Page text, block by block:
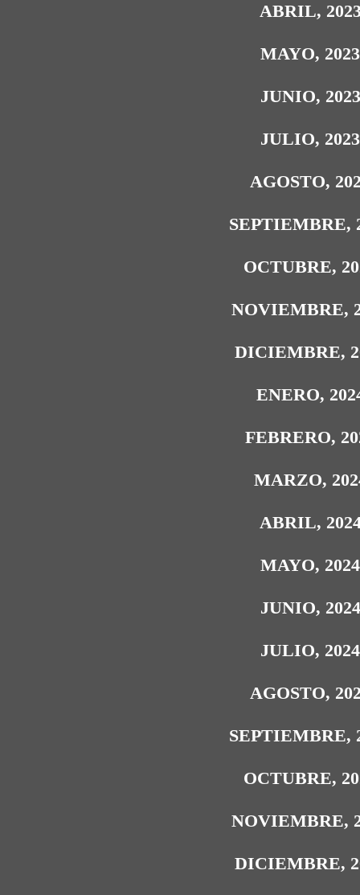
ABRIL,
MAYO, 2023
JUNIO, 2023
JULIO, 2023
AGOSTO,
SEPTIEMBRE,
OCTUBRE,
NOVIEMBRE,
DICIEMBRE,
ENERO,
FEBRERO,
MARZO,
ABRIL,
MAYO, 2024
JUNIO, 2024
JULIO, 2024
AGOSTO,
SEPTIEMBRE,
OCTUBRE,
NOVIEMBRE,
DICIEMBRE,